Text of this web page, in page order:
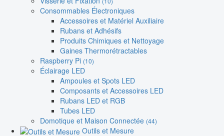
Consommables Électroniques
Accessoires et Matériel Auxiliaire
Rubans et Adhésifs
Produits Chimiques et Nettoyage
Gaines Thermorétractables
Raspberry Pi (10)
Éclairage LED
Ampoules et Spots LED
Composants et Accessoires LED
Rubans LED et RGB
Tubes LED
Domotique et Maison Connectée (44)
Outils et Mesure